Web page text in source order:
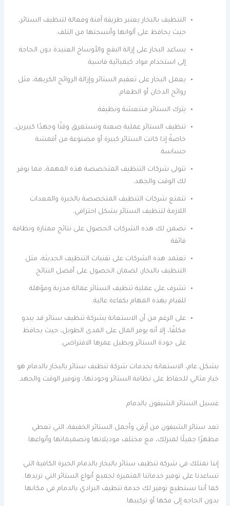
التنظيف بالبخار يعتبر طريقة آمنة وفعالة لتنظيف الستائر،
حيث يحافظ على ألوانها وأنسجتها من التلف.
يساعد البخار على إزالة البقع والأوساخ العنيدة دون الحاجة
إلى استخدام مواد كيميائية قاسية.
يعمل البخار على تعقيم الستائر وإزالة الروائح الكريهة، مثل
روائح الدخان أو الطعام.
يترك الستائر منتعشة ونظيفة.
تنظيف الستائر عملية صعبة وتستغرق وقتًا وجهدًا كبيرين،
خاصةً إذا كانت الستائر كبيرة أو مصنوعة من أقمشة
حساسة.
تتولى شركات التنظيف المتخصصة هذه المهمة، مما يوفر
لك الوقت والجهد.
تتمتع شركات التنظيف المتخصصة بالخبرة والمعدات
اللازمة لتنظيف الستائر بشكل احترافي.
تضمن لك هذه الشركات الحصول على نتائج ممتازة ونظافة
فائقة.
تعتمد هذه الشركات على تقنيات التنظيف الحديثة، مثل
التنظيف بالبخار، لضمان الحصول على أفضل النتائج.
تشرف على عملية تنظيف الستائر عمالة مدربة ومؤهلة
للقيام بهذه المهام بكفاءة عالية.
على الرغم من أن الاستعانة بشركة تنظيف ستائر قد يبدو
مكلفًا، إلا أنه يوفر المال على المدى الطويل، حيث يحافظ
على جودة الستائر ويطيل عمرها الافتراضي.
بشكل عام، الاستعانة بخدمات شركة تنظيف ستائر بالبخار بالدمام هو
خيار مثالي للحفاظ على نظافة الستائر وجودتها، وتوفير الوقت والجهد.
غسيل الستائر الشيفون بالدمام
تعد ستائر الشيفون من أرقى وأجمل الستائر الخفيفة، التي تعطي
مظهرًا جميلًا لمنزلك، مع مختلف موديلاتها وتصميماتها وأنواعها.
إننا نمتلك في شركة تنظيف ستائر بالبخار بالدمام الخبرة الكافية التي
تساعدنا على توفير خدماتنا المتميزة لجميع أنواع الستائر التي تريدها.
كما أننا نستطيع توفير لك خدمة تنظيف البرادي بالدمام في مكانها
بدون الحاجه إلى فكها أو تركيبها.